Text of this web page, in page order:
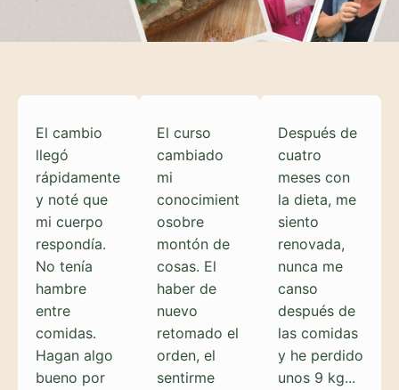
El cambio
llegó
rápidamente
y noté que
mi cuerpo
respondía.
No tenía
hambre
entre
comidas.
Hagan algo
bueno por
El curso
cambiado
mi
conocimient
osobre
montón de
cosas. El
haber de
nuevo
retomado el
orden, el
sentirme
Después de
cuatro
meses con
la dieta, me
siento
renovada,
nunca me
canso
después de
las comidas
y he perdido
unos 9 kg...